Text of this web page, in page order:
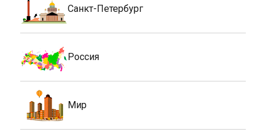
Санкт-Петербург
Россия
Мир